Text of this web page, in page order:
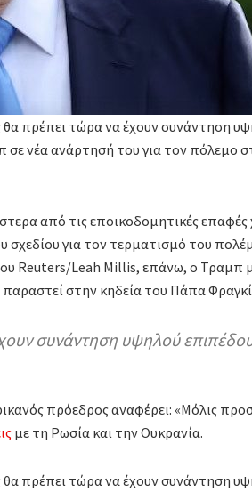
θα πρέπει τώρα να έχουν συνάντηση
σε νέα ανάρτησή του για τον πόλεμο
από τις εποικοδομητικές επαφές
σχεδίου για τον τερματισμό του
Reuters/Leah Millis, επάνω, ο Τραμπ
στην κηδεία του Πάπα
συνάντηση υψηλού
πρόεδρος αναφέρει: «Μόλις
με τη Ρωσία και την Ουκρανία.
θα πρέπει τώρα να έχουν συνάντηση